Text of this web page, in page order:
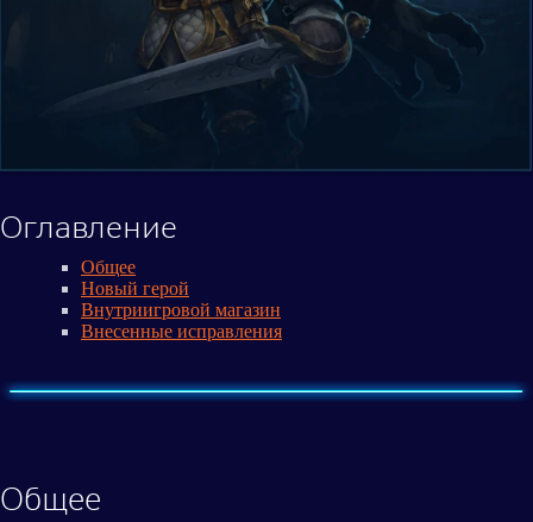
Оглавление
Общее
Новый герой
Внутриигровой магазин
Внесенные исправления
Общее